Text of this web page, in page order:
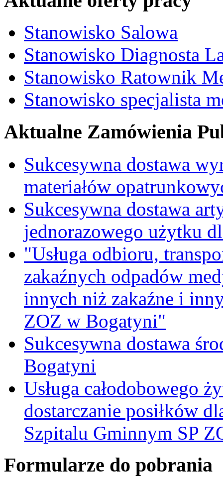
Stanowisko Salowa
Stanowisko Diagnosta
Stanowisko Ratownik
Stanowisko specjalista
Aktualne Zamówienia
Sukcesywna dostawa
materiałów
Sukcesywna dostawa
jednorazowego użytku
"Usługa odbioru,
zakaźnych odpadów
innych niż zakaźne i
ZOZ w Bogatyni"
Sukcesywna dostawa
Bogatyni
Usługa całodobowego
dostarczanie posiłków
Szpitalu Gminnym SP
Formularze do pobrania